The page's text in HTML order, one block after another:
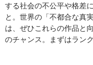
する社会の不公平や格差
と。世界の「不都合な真
は、ぜひこれらの作品と
のチャンス。まずはラン